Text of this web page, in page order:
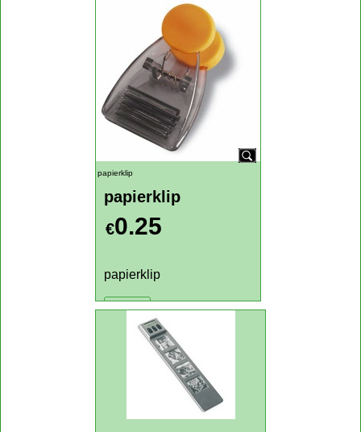
bureau set
bureau set
Nu slechts
€0.95
bureau set
papier en papierklips
Klik hier